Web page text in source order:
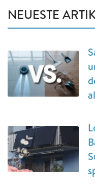
NEUESTE